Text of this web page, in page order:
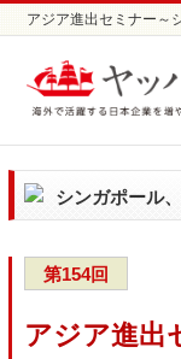
アジア進出セミナー～
ヤッパン号
シンガポール
第154回
アジア進出